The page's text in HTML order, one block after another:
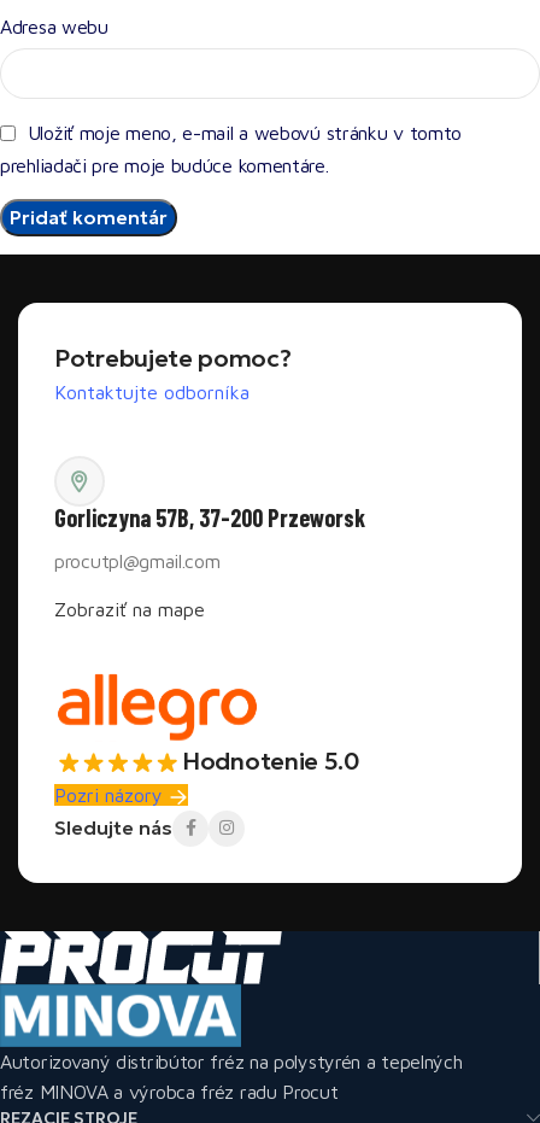
Adresa webu
Uložiť moje meno, e-mail a webovú stránku v tomto
prehliadači pre moje budúce komentáre.
Potrebujete pomoc?
Kontaktujte odborníka
Gorliczyna 57B, 37-200 Przeworsk
procutpl@gmail.com
Zobraziť na mape
Hodnotenie 5.0
Pozri názory
Sledujte nás
Autorizovaný distribútor fréz na polystyrén a tepelných
fréz MINOVA a výrobca fréz radu Procut
REZACIE STROJE